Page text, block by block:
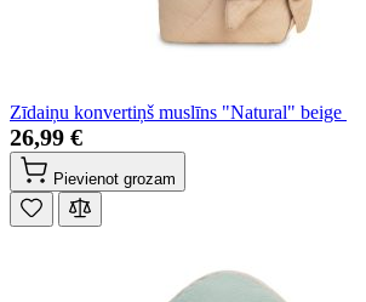
Zīdaiņu konvertiņš muslīns "Natural" beige
26,99 €
Pievienot grozam